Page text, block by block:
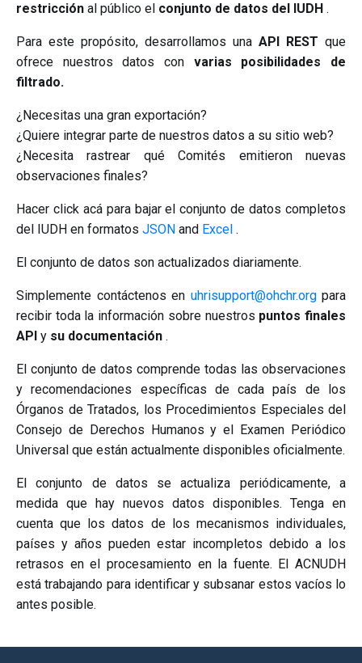
restricción al público el conjunto de datos del IUDH .
Para este propósito, desarrollamos una API REST que
ofrece nuestros datos con varias posibilidades de
filtrado.
¿Necesitas una gran exportación?
¿Quiere integrar parte de nuestros datos a su sitio web?
¿Necesita rastrear qué Comités emitieron nuevas
observaciones finales?
Hacer click acá para bajar el conjunto de datos completos
del IUDH en formatos JSON and Excel .
El conjunto de datos son actualizados diariamente.
Simplemente contáctenos en uhrisupport@ohchr.org para
recibir toda la información sobre nuestros puntos finales
API y su documentación .
El conjunto de datos comprende todas las observaciones
y recomendaciones específicas de cada país de los
Órganos de Tratados, los Procedimientos Especiales del
Consejo de Derechos Humanos y el Examen Periódico
Universal que están actualmente disponibles oficialmente.
El conjunto de datos se actualiza periódicamente, a
medida que hay nuevos datos disponibles. Tenga en
cuenta que los datos de los mecanismos individuales,
países y años pueden estar incompletos debido a los
retrasos en el procesamiento en la fuente. El ACNUDH
está trabajando para identificar y subsanar estos vacíos lo
antes posible.